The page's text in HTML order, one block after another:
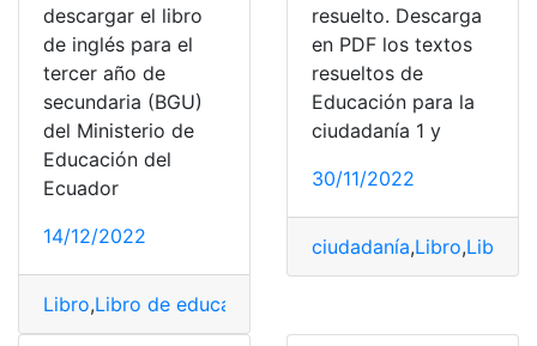
descargar el libro
de inglés para el
tercer año de
secundaria (BGU)
del Ministerio de
Educación del
Ecuador
14/12/2022
Libro,Libro de educación
resuelto. Descarga
en PDF los textos
resueltos de
Educación para la
ciudadanía 1 y
30/11/2022
ciudadanía,Libro,Libro